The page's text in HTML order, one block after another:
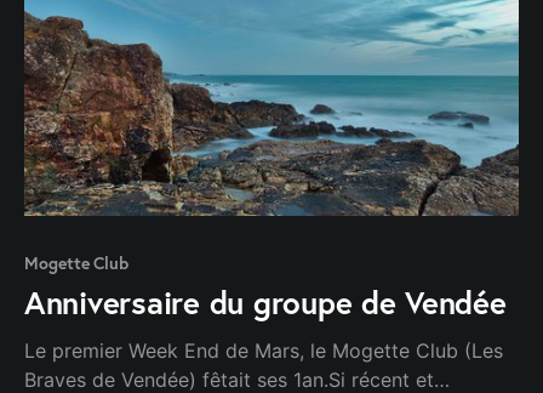
Mogette Club
Anniversaire du groupe de Vendée
Le premier Week End de Mars, le Mogette Club (Les
Braves de Vendée) fêtait ses 1an.Si récent et